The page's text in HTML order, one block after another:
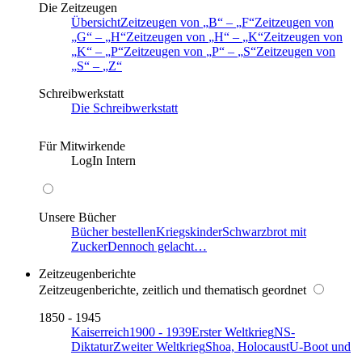
Die Zeitzeugen
ÜbersichtZeitzeugen von B – F Zeitzeugen von
G
– H Zeitzeugen von H – K Zeitzeugen von
K
– P Zeitzeugen von P – S Zeitzeugen von
S
–
Z
Schreibwerkstatt
Die Schreibwerkstatt
Für Mitwirkende
LogIn Intern
Unsere Bücher
Bücher bestellenKriegskinderSchwarzbrot mit
ZuckerDennoch gelacht…
Zeitzeugenberichte
Zeitzeugenberichte, zeitlich und thematisch geordnet
1850 - 1945
Kaiserreich1900 - 1939Erster WeltkriegNS-
DiktaturZweiter WeltkriegShoa, HolocaustU-Boot und